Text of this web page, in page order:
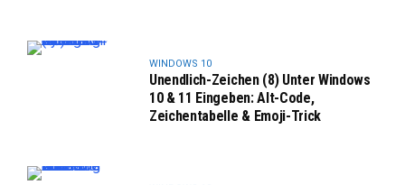
WINDOWS 10
Unendlich-Zeichen (8) Unter Windows
10 & 11 Eingeben: Alt-Code,
Zeichentabelle & Emoji-Trick